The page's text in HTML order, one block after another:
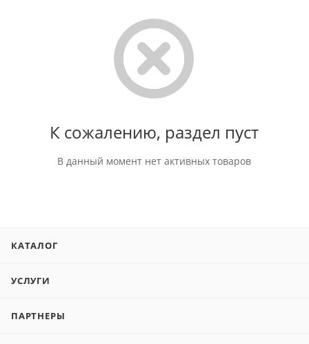
К сожалению, раздел пуст
В данный момент нет активных товаров
КАТАЛОГ
УСЛУГИ
ПАРТНЕРЫ